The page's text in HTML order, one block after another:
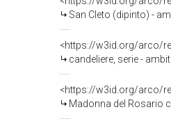
San Cleto (dipinto) -
<https://w3id.org/arco/
candeliere, serie -
<https://w3id.org/arco/
Madonna del Rosario